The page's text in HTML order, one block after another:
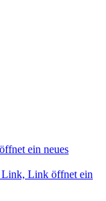
ein neues
Link, Link öffnet ein